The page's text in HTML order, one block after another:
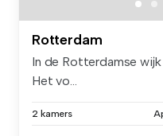
Rotterdam
In de Rotterdamse
Het vo...
2 kamers